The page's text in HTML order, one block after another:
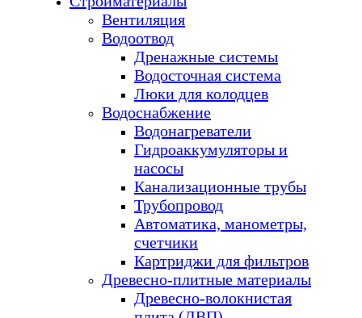
Вентиляция
Водоотвод
Дренажные системы
Водосточная система
Люки для колодцев
Водоснабжение
Водонагреватели
Гидроаккумуляторы и
насосы
Канализационные трубы
Трубопровод
Автоматика, манометры,
счетчики
Картриджи для фильтров
Древесно-плитные материалы
Древесно-волокнистая